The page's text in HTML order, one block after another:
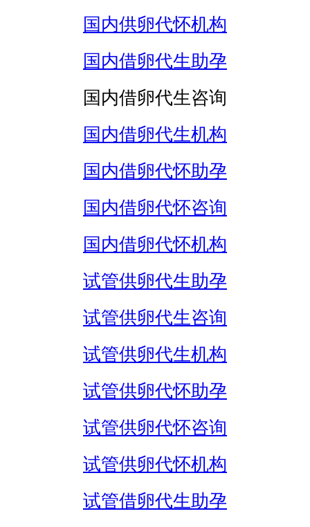
国内供卵代怀机构
国内借卵代生助孕
国内借卵代生咨询
国内借卵代生机构
国内借卵代怀助孕
国内借卵代怀咨询
国内借卵代怀机构
试管供卵代生助孕
试管供卵代生咨询
试管供卵代生机构
试管供卵代怀助孕
试管供卵代怀咨询
试管供卵代怀机构
试管借卵代生助孕